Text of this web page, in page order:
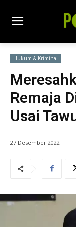
Hukum & Kriminal
Remaja
Usai
27 Desember 2022